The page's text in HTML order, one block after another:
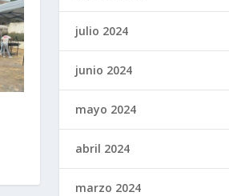
julio 2024
junio 2024
mayo 2024
abril 2024
marzo 2024